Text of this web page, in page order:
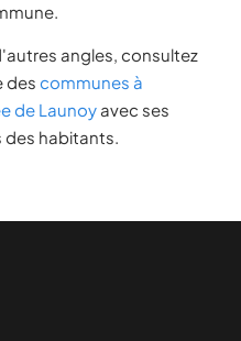
angles, consultez
des communes à
de Launoy avec ses
des habitants.